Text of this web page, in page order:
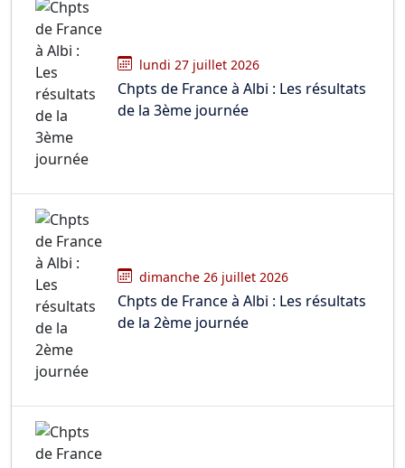
lundi 27 juillet 2026
Chpts de France à Albi : Les résultats
de la 3ème journée
dimanche 26 juillet 2026
Chpts de France à Albi : Les résultats
de la 2ème journée